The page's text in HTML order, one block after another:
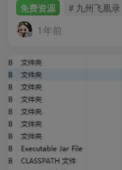
免费资源 # 九州飞凰录
1年前